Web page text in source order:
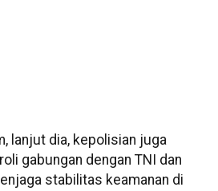
lanjut dia, kepolisian juga
gabungan dengan TNI dan
stabilitas keamanan di